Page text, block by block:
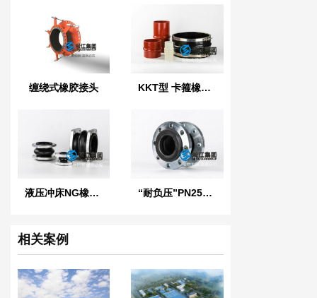
缠绕式橡胶接头 KKT型 卡箍橡胶接头
液压冲床NG橡胶软连接 “耐负压”PN25橡胶接头
相关案例